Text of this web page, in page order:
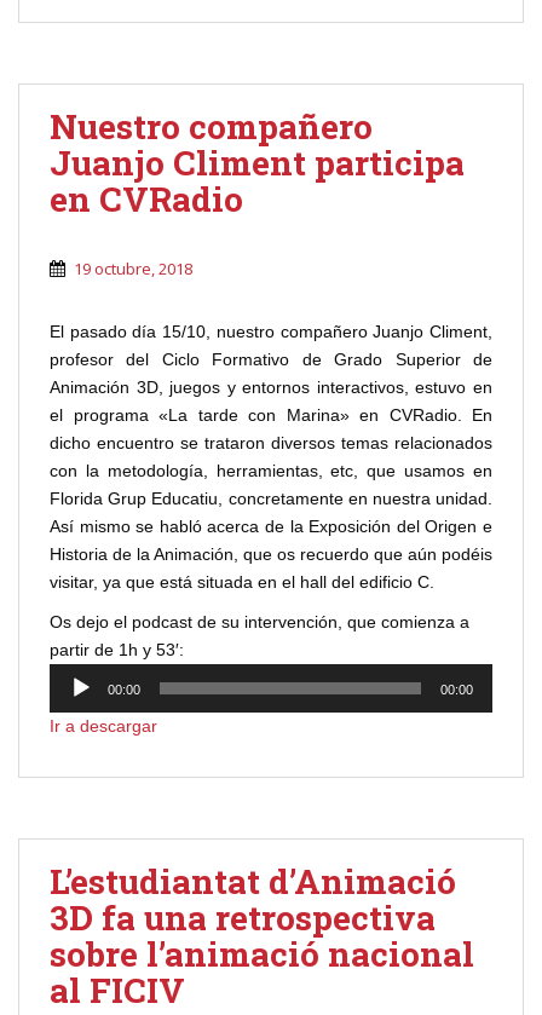
Nuestro compañero
Juanjo Climent participa
en CVRadio
19 octubre, 2018
El pasado día 15/10, nuestro compañero Juanjo Climent,
profesor del Ciclo Formativo de Grado Superior de
Animación 3D, juegos y entornos interactivos, estuvo en
el programa «La tarde con Marina» en CVRadio. En
dicho encuentro se trataron diversos temas relacionados
con la metodología, herramientas, etc, que usamos en
Florida Grup Educatiu, concretamente en nuestra unidad.
Así mismo se habló acerca de la Exposición del Origen e
Historia de la Animación, que os recuerdo que aún podéis
visitar, ya que está situada en el hall del edificio C.
Os dejo el podcast de su intervención, que comienza a
partir de 1h y 53′:
Reproductor
audio
00:00 00:00
Ir a descargar
L’estudiantat d’Animació
3D fa una retrospectiva
sobre l’animació nacional
al FICIV